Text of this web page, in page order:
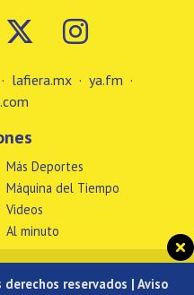
· lafiera.mx · ya.fm ·
Más Deportes
Máquina del Tiempo
Videos
Al minuto
reservados | Aviso